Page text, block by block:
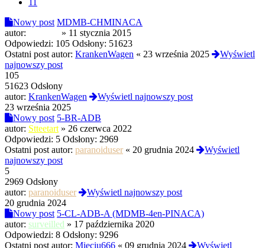
Nowy post MDMB-CHMINACA
autor:
» 11 stycznia 2015
Odpowiedzi: 105 Odsłony: 51623
Ostatni post autor: KrankenWagen « 23 września 2025
Wyświetl
najnowszy post
105
51623 Odsłony
autor: KrankenWagen
Wyświetl najnowszy post
23 września 2025
Nowy post 5-BR-ADB
autor: Stteetart » 26 czerwca 2022
Odpowiedzi: 5 Odsłony: 2969
Ostatni post autor: paranoiduser « 20 grudnia 2024
Wyświetl
najnowszy post
5
2969 Odsłony
autor: paranoiduser
Wyświetl najnowszy post
20 grudnia 2024
Nowy post 5-CL-ADB-A (MDMB-4en-PINACA)
autor: surveilled » 17 października 2020
Odpowiedzi: 8 Odsłony: 9296
Ostatni post autor: Mieciu666 « 09 grudnia 2024
Wyświetl